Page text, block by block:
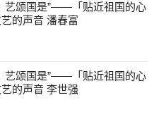
艺颂国是”——「贴近祖国的心
的声音 潘春富
艺颂国是”——「贴近祖国的心
的声音 李世强